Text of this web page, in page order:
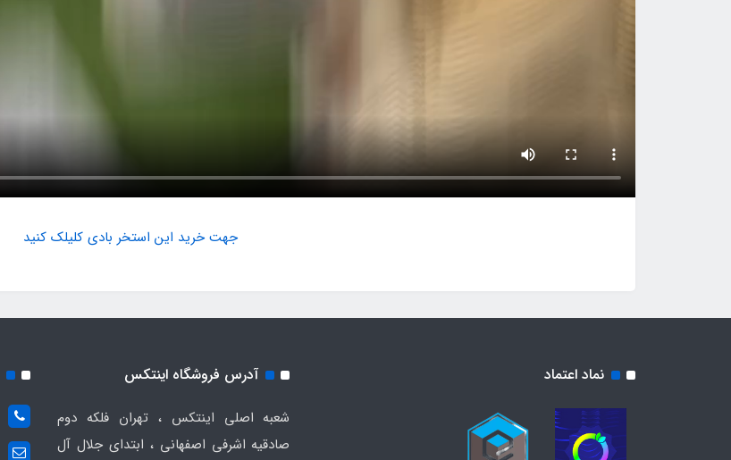
جهت خرید این استخر بادی کلیلک کنید
نماد اعتماد آدرس فروشگاه اینتکس
شعبه اصلی اینتکس ، تهران فلکه دوم
صادقیه اشرفی اصفهانی ، ابتدای جلال آل